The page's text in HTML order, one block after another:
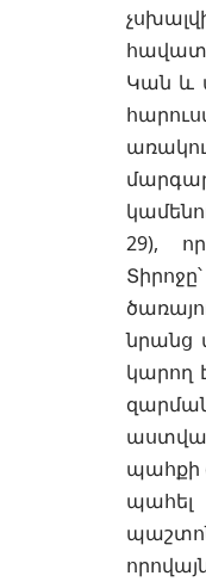
Կան և
29),
նրանց
կարող
պահքի